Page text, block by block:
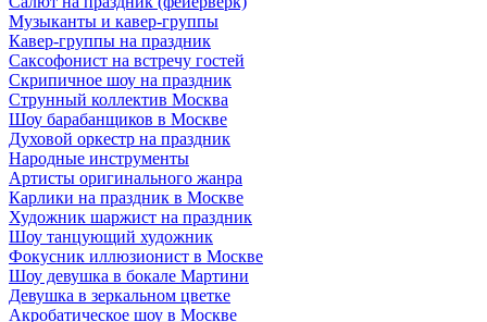
Музыканты и кавер-группы
Кавер-группы на праздник
Саксофонист на встречу гостей
Скрипичное шоу на праздник
Струнный коллектив Москва
Шоу барабанщиков в Москве
Духовой оркестр на праздник
Народные инструменты
Артисты оригинального жанра
Карлики на праздник в Москве
Художник шаржист на праздник
Шоу танцующий художник
Фокусник иллюзионист в Москве
Шоу девушка в бокале Мартини
Девушка в зеркальном цветке
Акробатическое шоу в Москве